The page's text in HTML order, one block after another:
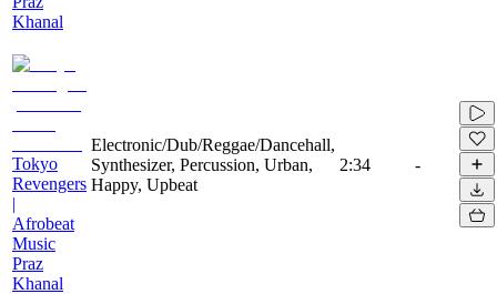
Khanal
Tokyo
Revengers
|
Afrobeat
Music
Praz
Khanal
Electronic/Dub/Reggae/Dancehall,
Synthesizer, Percussion, Urban,
Happy, Upbeat
2:34 -